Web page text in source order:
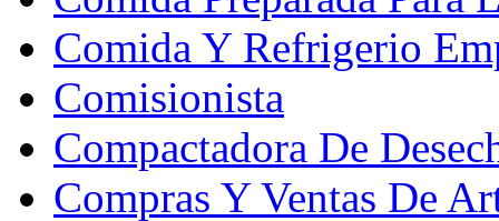
Comida Y Refrigerio
Comisionista
Compactadora De
Compras Y Ventas De